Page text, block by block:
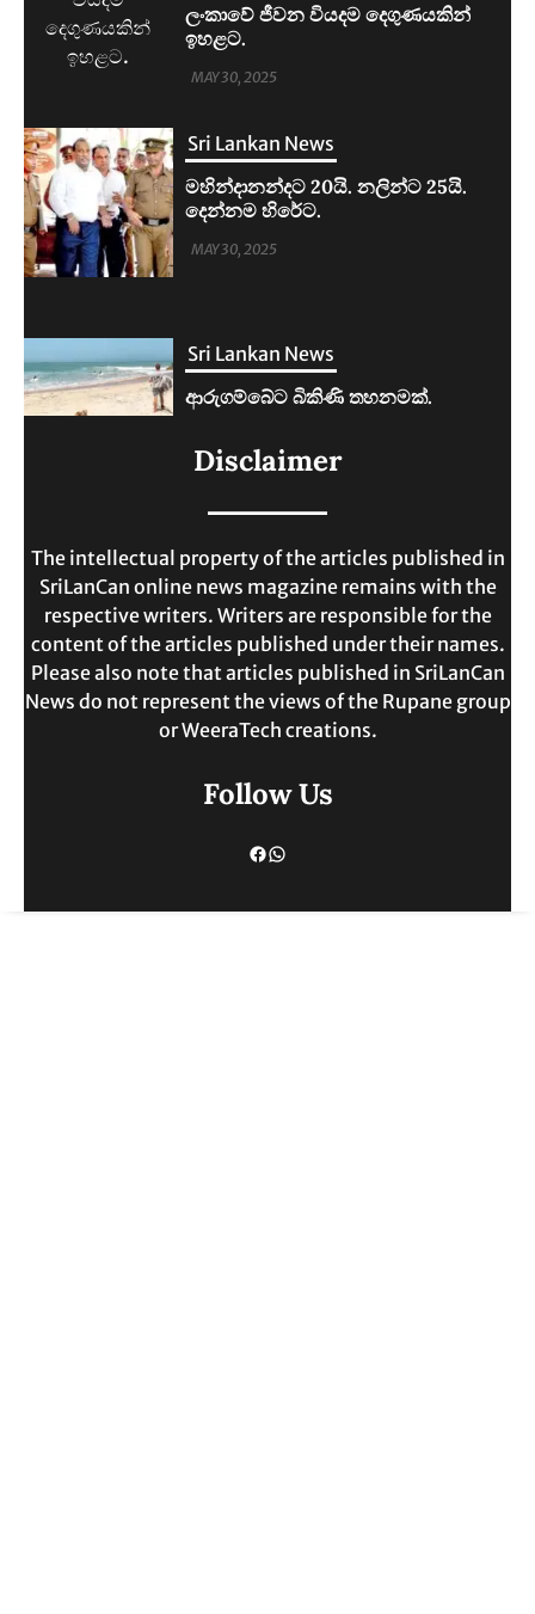
මහින්දානන්දට 20යි. නලින්ට 25යි.
දෙන්නම හිරේට.
MAY 30, 2025
Sri Lankan News
ආරුගම්බේට බිකිණි තහනමක්.
MAY 30, 2025
Sri Lankan News
ඉහළට.
Disclaimer
The intellectual property of the articles published in
SriLanCan online news magazine remains with the
respective writers. Writers are responsible for the
content of the articles published under their names.
Please also note that articles published in SriLanCan
News do not represent the views of the Rupane group
or WeeraTech creations.
Follow Us
Facebook
WhatsApp